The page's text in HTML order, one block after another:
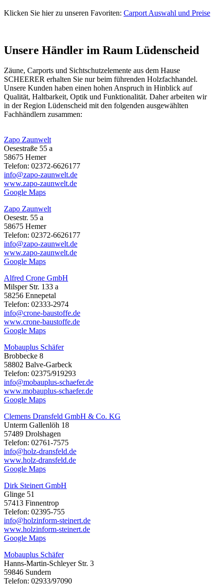
Klicken Sie hier zu unseren Favoriten: Carport Auswahl und Preise
Unsere Händler im Raum Lüdenscheid
Zäune, Carports und Sichtschutzelemente aus dem Hause
SCHEERER erhalten Sie nur beim führenden Holzfachhandel.
Unsere Kunden haben einen hohen Anspruch in Hinblick auf
Qualität, Haltbarkeit, Optik und Funktionalität. Daher arbeiten wir
in der Region Lüdenscheid mit den folgenden ausgewählten
Fachhändlern zusammen:
Zapo Zaunwelt
Oesestraße 55 a
58675 Hemer
Telefon: 02372-6626177
info@zapo-zaunwelt.de
www.zapo-zaunwelt.de
Google Maps
Zapo Zaunwelt
Oesestr. 55 a
58675 Hemer
Telefon: 02372-6626177
info@zapo-zaunwelt.de
www.zapo-zaunwelt.de
Google Maps
Alfred Crone GmbH
Milsper Str. 133 a
58256 Ennepetal
Telefon: 02333-2974
info@crone-baustoffe.de
www.crone-baustoffe.de
Google Maps
Mobauplus Schäfer
Brobbecke 8
58802 Balve-Garbeck
Telefon: 02375/919293
info@mobauplus-schaefer.de
www.mobauplus-schaefer.de
Google Maps
Clemens Dransfeld GmbH & Co. KG
Unterm Gallenlöh 18
57489 Drolshagen
Telefon: 02761-7575
info@holz-dransfeld.de
www.holz-dransfeld.de
Google Maps
Dirk Steinert GmbH
Glinge 51
57413 Finnentrop
Telefon: 02395-755
info@holzinform-steinert.de
www.holzinform-steinert.de
Google Maps
Mobauplus Schäfer
Hanns-Martin-Schleyer Str. 3
59846 Sundern
Telefon: 02933/97090